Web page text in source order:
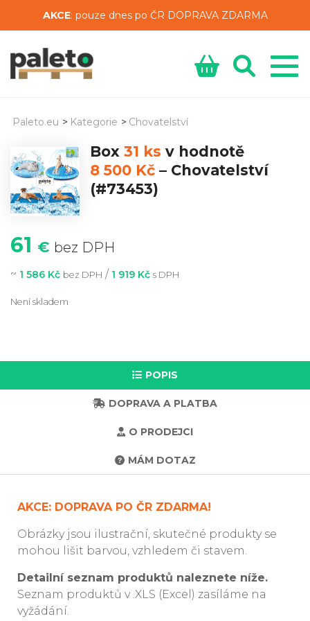
AKCE: pouze dnes po ČR DOPRAVA ZDARMA
Paleto.eu > Kategorie > Chovatelství
Box 31 ks v hodnotě
8 500 Kč – Chovatelství
(#73453)
61 € bez DPH
~ 1 586 Kč bez DPH / 1 919 Kč s DPH
Není skladem
POPIS
DOPRAVA A PLATBA
O PRODEJCI
MÁM DOTAZ
AKCE: DOPRAVA PO ČR ZDARMA!
Obrázky jsou ilustrační, skutečné produkty se
mohou lišit barvou, vzhledem či stavem.
Detailní seznam produktů naleznete níže.
Seznam produktů v .XLS (Excel) zasíláme na
vyžádání.